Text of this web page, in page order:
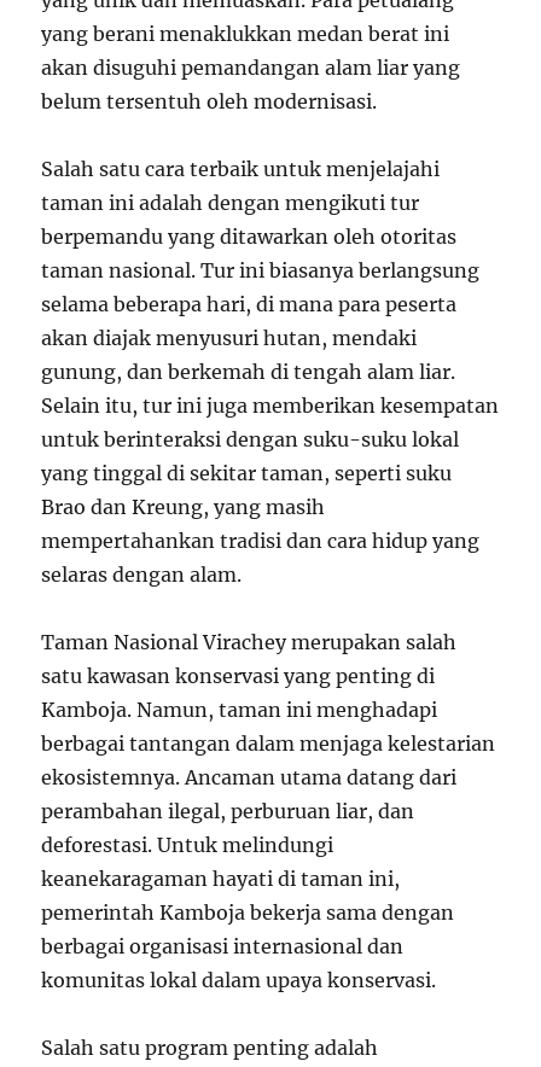
yang berani menaklukkan medan berat ini
akan disuguhi pemandangan alam liar yang
belum tersentuh oleh modernisasi.
Salah satu cara terbaik untuk menjelajahi
taman ini adalah dengan mengikuti tur
berpemandu yang ditawarkan oleh otoritas
taman nasional. Tur ini biasanya berlangsung
selama beberapa hari, di mana para peserta
akan diajak menyusuri hutan, mendaki
gunung, dan berkemah di tengah alam liar.
Selain itu, tur ini juga memberikan kesempatan
untuk berinteraksi dengan suku-suku lokal
yang tinggal di sekitar taman, seperti suku
Brao dan Kreung, yang masih
mempertahankan tradisi dan cara hidup yang
selaras dengan alam.
Taman Nasional Virachey merupakan salah
satu kawasan konservasi yang penting di
Kamboja. Namun, taman ini menghadapi
berbagai tantangan dalam menjaga kelestarian
ekosistemnya. Ancaman utama datang dari
perambahan ilegal, perburuan liar, dan
deforestasi. Untuk melindungi
keanekaragaman hayati di taman ini,
pemerintah Kamboja bekerja sama dengan
berbagai organisasi internasional dan
komunitas lokal dalam upaya konservasi.
Salah satu program penting adalah